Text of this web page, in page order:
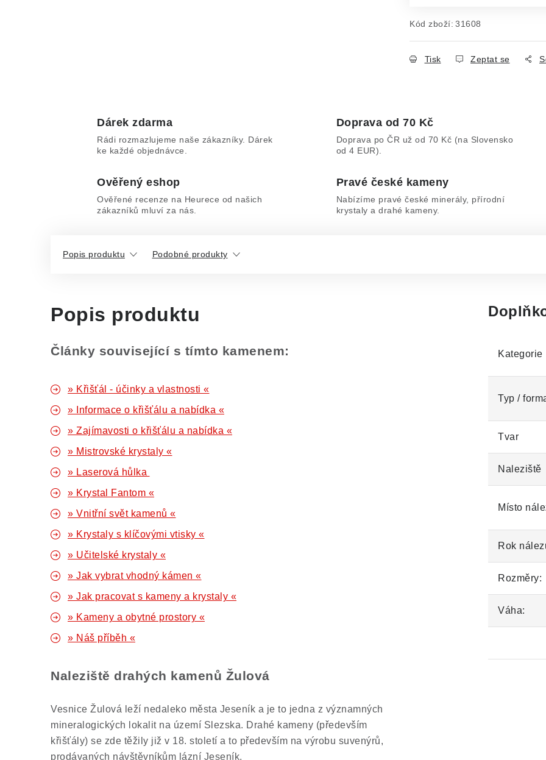
Kód zboží: 31608
Tisk Zeptat se
Dárek zdarma
Rádi rozmazlujeme naše zákazníky. Dárek
ke každé objednávce.
Doprava od 70 Kč
Doprava po ČR už od 70 Kč (na Slovensko
od 4 EUR).
Ověřený eshop
Ověřené recenze na Heurece od našich
zákazníků mluví za nás.
Pravé české kameny
Nabízíme pravé české minerály, přírodní
krystaly a drahé kameny.
Popis produktu Podobné produkty
Popis produktu
Články související s tímto kamenem:
» Křišťál - účinky a vlastnosti «
» Informace o křišťálu a nabídka «
» Zajímavosti o křišťálu a nabídka «
» Mistrovské krystaly «
» Laserová hůlka
» Krystal Fantom «
» Vnitřní svět kamenů «
» Krystaly s klíčovými vtisky «
» Učitelské krystaly «
» Jak vybrat vhodný kámen «
» Jak pracovat s kameny a krystaly «
» Kameny a obytné prostory «
» Náš příběh «
Naleziště drahých kamenů Žulová
Vesnice Žulová leží nedaleko města Jeseník a je to jedna z významných
mineralogických lokalit na území Slezska. Drahé kameny (především
křišťály) se zde těžily již v 18. století a to především na výrobu suvenýrů,
prodávaných návštěvníkům lázní Jeseník.
Kategorie
Typ /
Tvar
Naleziště
Místo
Rok
Rozměry:
Váha: